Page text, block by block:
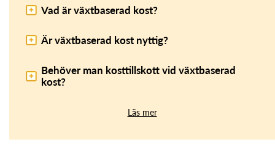
Vad är växtbaserad kost?
Är växtbaserad kost nyttig?
Behöver man kosttillskott vid växtbaserad
kost?
Läs mer